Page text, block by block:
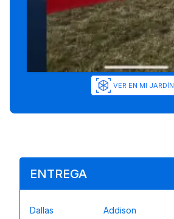
VER EN MI JARDÍN
ENTREGA
Dallas Addison